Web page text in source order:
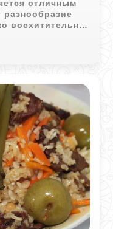
отличным
восхитительно
на столе,
вид к